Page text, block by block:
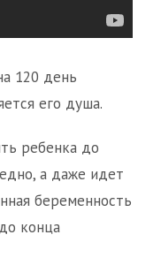
120 день
его душа.
ребенка до
а даже идет
беременность
конца